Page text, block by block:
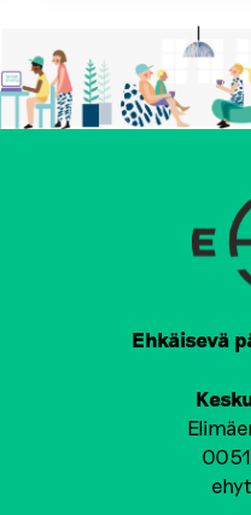
Ehkäisevä